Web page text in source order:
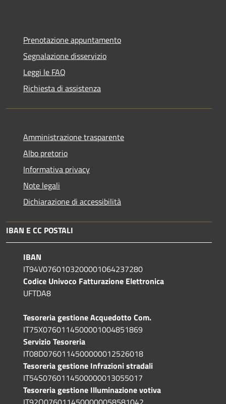
Prenotazione appuntamento
Segnalazione disservizio
Leggi le FAQ
Richiesta di assistenza
Amministrazione trasparente
Albo pretorio
Informativa privacy
Note legali
Dichiarazione di accessibilità
IBAN E CC POSTALI
IBAN
IT94V0760103200001064237280
Codice Univoco Fatturazione Elettronica
UFTDA8
Tesoreria gestione Acquedotto Com.
IT75X0760114500001004851869
Servizio Tesoreria
IT08D0760114500000012526018
Tesoreria gestione Infrazioni stradali
IT54S0760114500000013055017
Tesoreria gestione Illuminazione votiva